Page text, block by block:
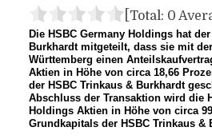
[Total: 0
Die HSBC Germany Holdings hat
Burkhardt mitgeteilt, dass sie mit
Württemberg einen
Aktien in Höhe von circa 18,66
der HSBC Trinkaus & Burkhardt
Abschluss der Transaktion wird die
Holdings Aktien in Höhe von circa
Grundkapitals der HSBC Trinkaus &